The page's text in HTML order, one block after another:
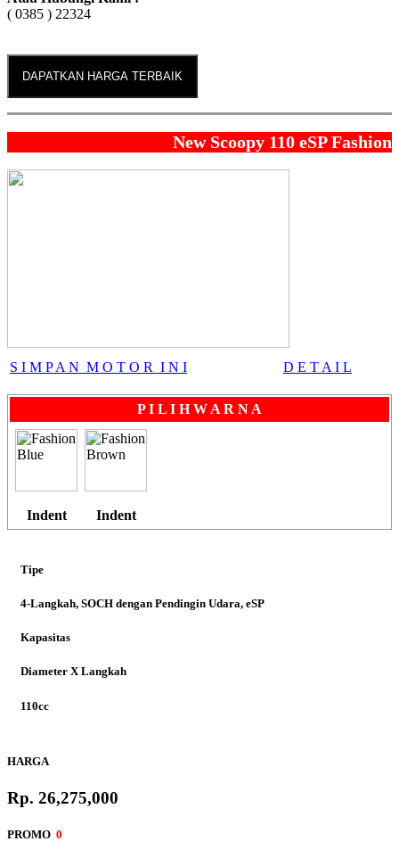
( 0385 ) 22324
DAPATKAN HARGA TERBAIK
New Scoopy 110 eSP Fashion
S I M P A N M O T O R I N I D E T A I L
P I L I H W A R N A
Indent Indent
Tipe
4-Langkah, SOCH dengan Pendingin Udara, eSP
Kapasitas
Diameter X Langkah
110cc
Tipe Starter
Otomatis, V-Matic
HARGA
Rp. 26,275,000
PROMO 0